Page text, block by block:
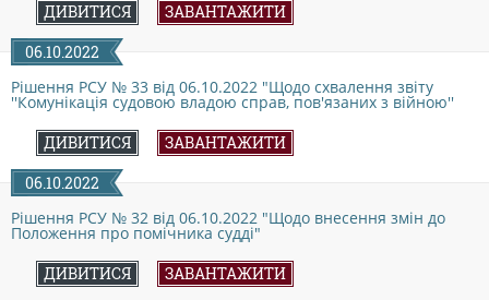
ДИВИТИСЯ
ЗАВАНТАЖИТИ
06.10.2022
Рішення РСУ № 33 від 06.10.2022 "Щодо схвалення звіту
''Комунікація судовою владою справ, пов'язаних з війною''
ДИВИТИСЯ
ЗАВАНТАЖИТИ
06.10.2022
Рішення РСУ № 32 від 06.10.2022 "Щодо внесення змін до
Положення про помічника судді"
ДИВИТИСЯ
ЗАВАНТАЖИТИ